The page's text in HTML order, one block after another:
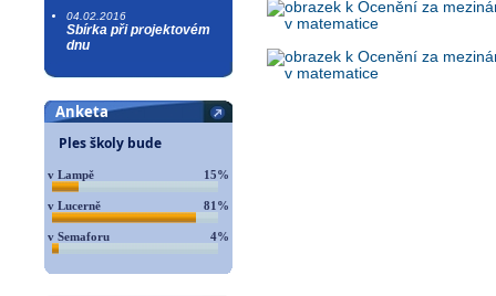
04.02.2016
Sbírka při projektovém
dnu
Anketa
Ples školy bude
v Lampě 15%
v Lucerně 81%
v Semaforu 4%